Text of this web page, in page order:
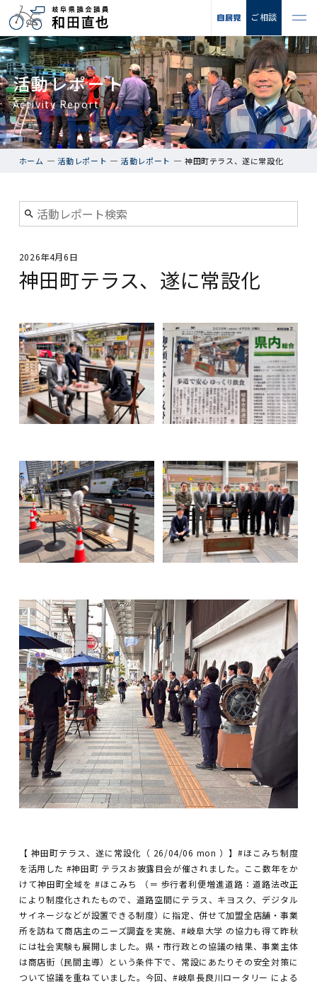
ご相談
活動レポート
Activity Report
ホーム 活動レポート 活動レポート 神田町テラス、遂に常設化
2026年4月6日
神田町テラス、遂に常設化
【 神田町テラス、遂に常設化（ 26/04/06 mon ）】#ほこみち制度
を活用した #神田町 テラスお披露目会が催されました。ここ数年をか
けて神田町全域を #ほこみち （＝ 歩行者利便増進道路：道路法改正
により制度化されたもので、道路空間にテラス、キヨスク、デジタル
サイネージなどが設置できる制度）に指定、併せて加盟全店舗・事業
所を訪ねて商店主のニーズ調査を実施、#岐阜大学 の協力も得て昨秋
には社会実験も展開しました。県・市行政との協議の結果、事業主体
は商店街（民間主導）という条件下で、常設にあたりその安全対策に
ついて協議を重ねていました。今回、#岐阜長良川ロータリー による